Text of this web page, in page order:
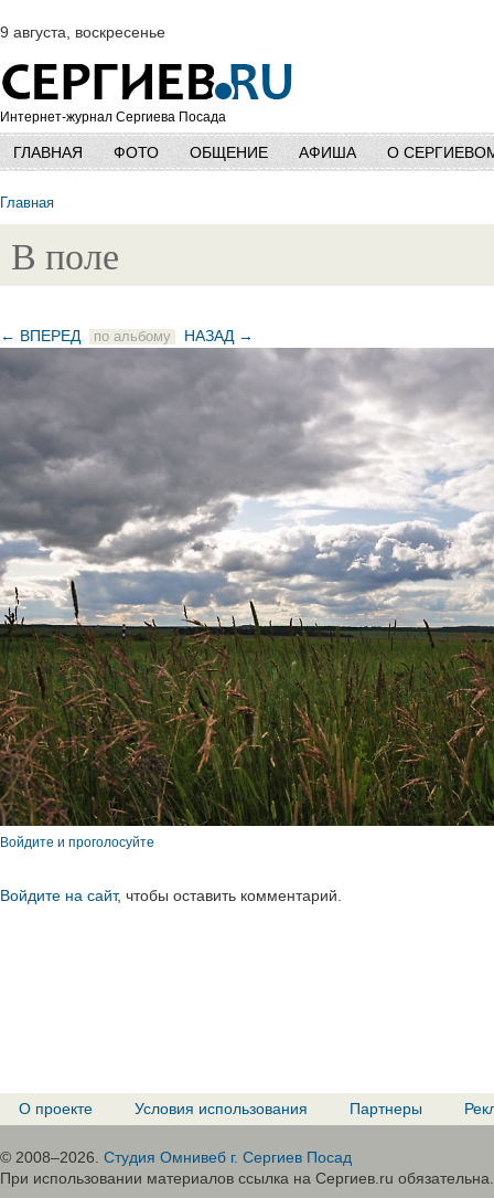
9 августа, воскресенье
Интернет-журнал Сергиева Посада
ГЛАВНАЯ ФОТО ОБЩЕНИЕ АФИША О
Главная
В поле
← ВПЕРЕД по альбому НАЗАД →
Войдите и проголосуйте
Войдите на сайт, чтобы оставить комментарий.
О проекте Условия использования Партнеры
© 2008–2026. Студия Омнивеб г. Сергиев Посад
При использовании материалов ссылка на Сергиев.ru обязательна.